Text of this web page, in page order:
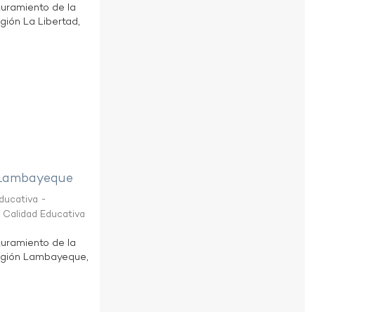
de la
La Libertad,
-
Educativa
de la
Lambayeque,